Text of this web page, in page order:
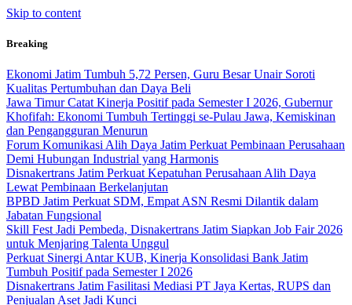
Skip to content
Breaking
Ekonomi Jatim Tumbuh 5,72 Persen, Guru Besar Unair Soroti
Kualitas Pertumbuhan dan Daya Beli
Jawa Timur Catat Kinerja Positif pada Semester I 2026, Gubernur
Khofifah: Ekonomi Tumbuh Tertinggi se-Pulau Jawa, Kemiskinan
dan Pengangguran Menurun
Forum Komunikasi Alih Daya Jatim Perkuat Pembinaan Perusahaan
Demi Hubungan Industrial yang Harmonis
Disnakertrans Jatim Perkuat Kepatuhan Perusahaan Alih Daya
Lewat Pembinaan Berkelanjutan
BPBD Jatim Perkuat SDM, Empat ASN Resmi Dilantik dalam
Jabatan Fungsional
Skill Fest Jadi Pembeda, Disnakertrans Jatim Siapkan Job Fair 2026
untuk Menjaring Talenta Unggul
Perkuat Sinergi Antar KUB, Kinerja Konsolidasi Bank Jatim
Tumbuh Positif pada Semester I 2026
Disnakertrans Jatim Fasilitasi Mediasi PT Jaya Kertas, RUPS dan
Penjualan Aset Jadi Kunci